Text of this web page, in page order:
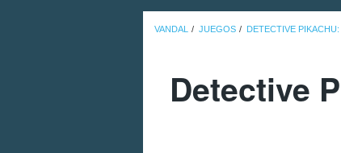
VANDAL JUEGOS DETECTIVE
Detective